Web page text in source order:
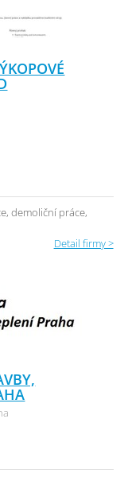
demoliční práce,
Detail firmy >